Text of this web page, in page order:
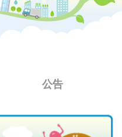
公告